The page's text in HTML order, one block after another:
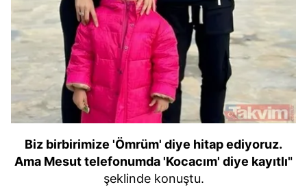
Biz birbirimize 'Ömrüm' diye hitap ediyoruz.
Ama Mesut telefonumda 'Kocacım' diye kayıtlı"
şeklinde konuştu.